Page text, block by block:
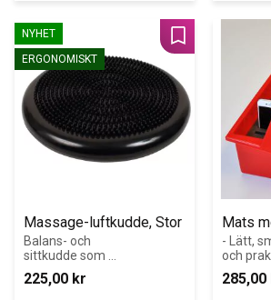
genomgångar
av
positionssystem
et på
whiteboard.
av
Massage-luftkudde, Stor
Balans- och
sittkudde som
ger bättre
hållning,
225,00 kr
NYHET
ERGONOMISKT
Lägg till i
Mats
- Lätt,
och
låda -
30
285,00